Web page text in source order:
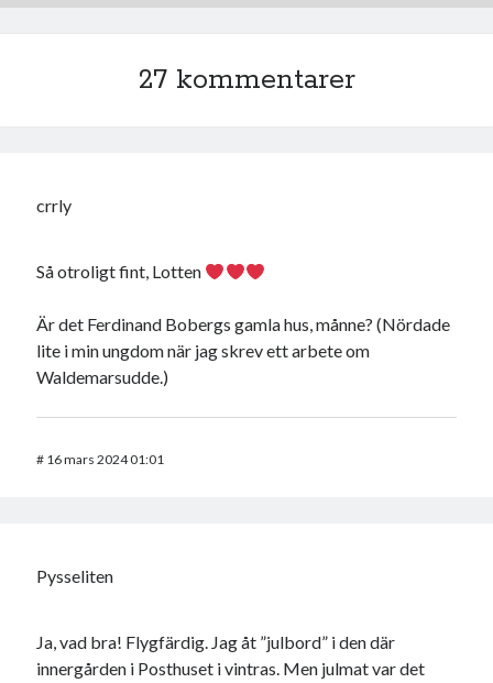
27 kommentarer
crrly
Så otroligt fint, Lotten
Är det Ferdinand Bobergs gamla hus, månne? (Nördade
lite i min ungdom när jag skrev ett arbete om
Waldemarsudde.)
# 16 mars 2024 01:01
Pysseliten
Ja, vad bra! Flygfärdig. Jag åt ”julbord” i den där
innergården i Posthuset i vintras. Men julmat var det